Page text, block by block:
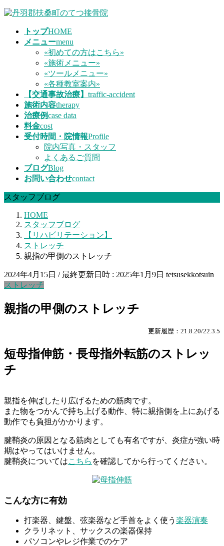
コ
ナ
トップHOME
メニューmenu
«初めての方はこちら»
«施術メニュー»
«ツールメニュー»
«各種教室案内»
【交通事故治療】 traffic-accident
施術内容therapy
治療例case data
料金cost
受付時間・院情報Profile
院内写真・スタッフ
よくあるご質問
ブログBlog
お問い合わせcontact
スタッフブログ
HOME
スタッフブログ
【リハビリテーション】
ストレッチ
親指の甲側のストレッチ
2024年4月15日 / 最終更新日時 : 2025年1月9日 tetsusekkotsuin
ストレッチ
親指の甲側のストレッチ
更新履歴：21.8.20/22.3.5
短母指伸筋・長母指外転筋のストレッ
チ
親指を伸ばしたり広げるための筋肉です。
また物をつかんで持ち上げる動作、特に親指側を上にあげる
動作でも負担がかかります。
腱鞘炎の原因となる筋肉としても有名ですが、炎症が強い時
期はやってはいけません。
腱鞘炎についてはこちら を確認してから行ってください。
こんな方に有効
打楽器、鍵盤、弦楽器など手首をよく使う 楽器演奏
クラリネット、サックスの楽器保持
パソコンやレジ作業でのケア